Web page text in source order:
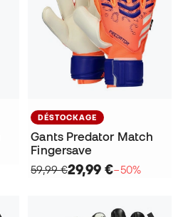
DÉSTOCKAGE
Gants Predator Match
Fingersave
59,99 €29,99 €−50%